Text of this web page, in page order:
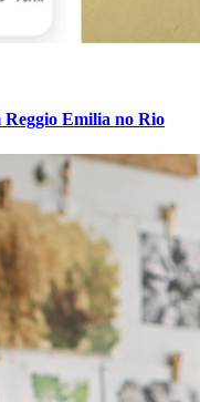
Reggio Emilia no Rio